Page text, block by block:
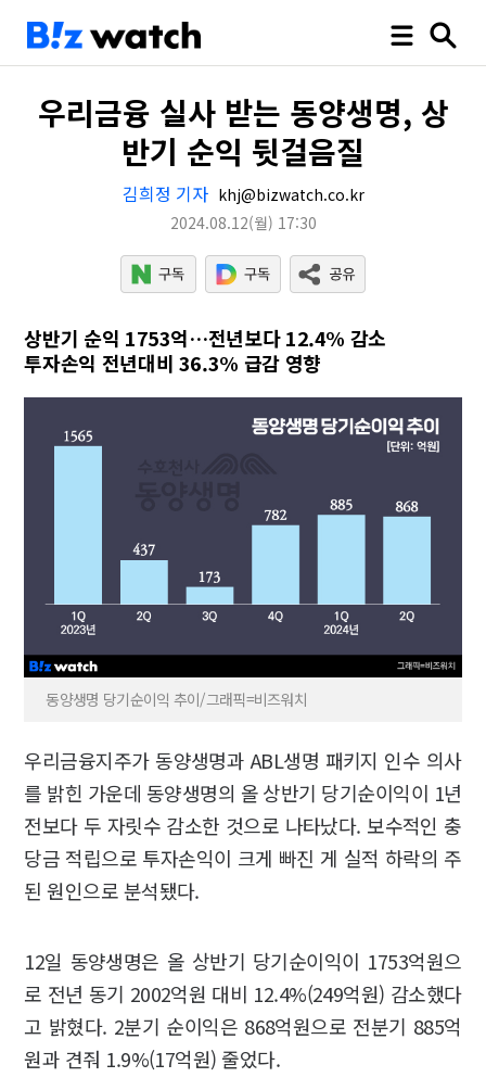
우리금융 실사 받는 동양생명, 상
반기 순익 뒷걸음질
김희정 기자 khj@bizwatch.co.kr
2024.08.12(월) 17:30
상반기 순익 1753억…전년보다 12.4% 감소
투자손익 전년대비 36.3% 급감 영향
동양생명 당기순이익 추이/그래픽=비즈워치
우리금융지주가 동양생명과 ABL생명 패키지 인수 의사
를 밝힌 가운데 동양생명의 올 상반기 당기순이익이 1년
전보다 두 자릿수 감소한 것으로 나타났다. 보수적인 충
당금 적립으로 투자손익이 크게 빠진 게 실적 하락의 주
된 원인으로 분석됐다.
12일 동양생명은 올 상반기 당기순이익이 1753억원으
로 전년 동기 2002억원 대비 12.4%(249억원) 감소했다
고 밝혔다. 2분기 순이익은 868억원으로 전분기 885억
원과 견줘 1.9%(17억원) 줄었다.